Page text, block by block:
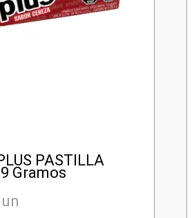
PASTILLA
Gramos